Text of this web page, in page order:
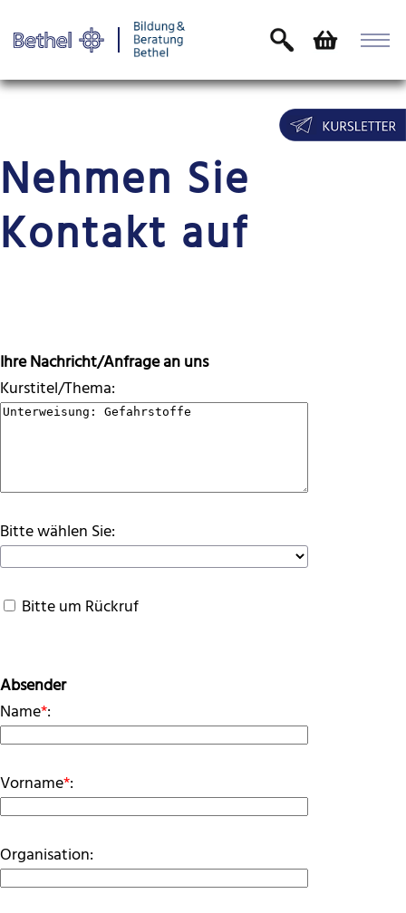
Nehmen Sie
Kontakt auf
Ihre Nachricht/Anfrage an uns
Kurstitel/Thema:
Bitte wählen Sie:
Bitte um Rückruf
Absender
Name*:
Vorname*:
Organisation: